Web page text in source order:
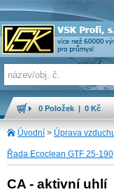
0 Položek | 0 Kč
Úvodní > Úprava
Řada Ecoclean GTF 25-190
CA - aktivní uhlí